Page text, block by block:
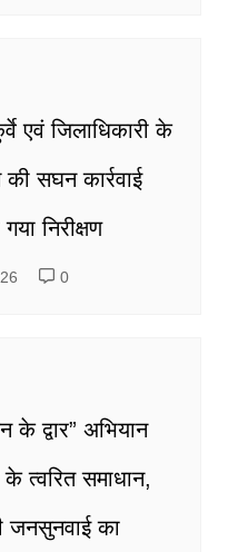
एवं जिलाधिकारी के
की सघन कार्रवाई
निरीक्षण
0
द्वार” अभियान
त्वरित समाधान,
जनसुनवाई का